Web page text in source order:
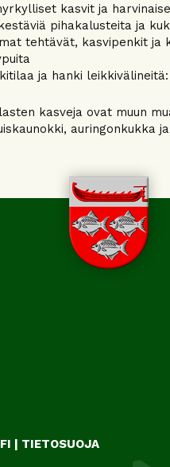
kasvit ja
pihakalusteita ja
tehtävät, kasvipenkit ja
ja hanki
kasveja ovat muun
auringonkukka
| TIETOSUOJA